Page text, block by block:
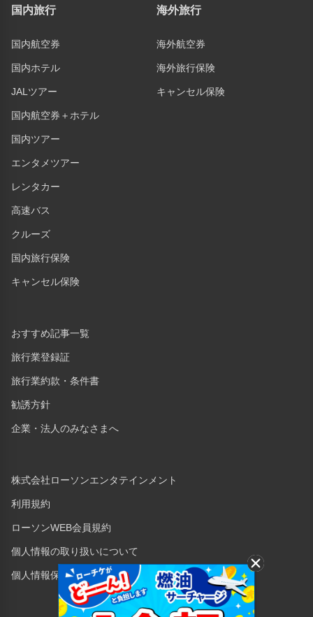
国内旅行
国内航空券
国内ホテル
JALツアー
国内航空券＋ホテル
国内ツアー
エンタメツアー
レンタカー
高速バス
クルーズ
国内旅行保険
キャンセル保険
海外旅行
海外航空券
海外旅行保険
キャンセル保険
おすすめ記事一覧
旅行業登録証
旅行業約款・条件書
勧誘方針
企業・法人のみなさまへ
株式会社ローソンエンタテインメント
利用規約
ローソンWEB会員規約
個人情報の取り扱いについて
個人情報保護方針